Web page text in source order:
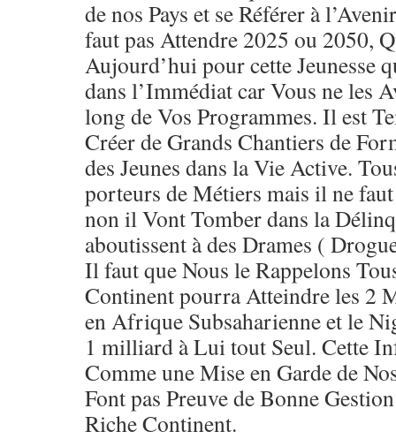
de nos Pays et se Référer à
faut pas Attendre 2025 ou 2050,
Aujourd’hui pour cette Jeunesse
dans l’Immédiat car Vous ne les
long de Vos Programmes. Il est
Créer de Grands Chantiers de
des Jeunes dans la Vie Active.
porteurs de Métiers mais il ne
non il Vont Tomber dans la
aboutissent à des Drames (
Il faut que Nous le Rappelons
Continent pourra Atteindre les 2
en Afrique Subsaharienne et le
1 milliard à Lui tout Seul. Cette
Comme une Mise en Garde de
Font pas Preuve de Bonne
Riche Continent.